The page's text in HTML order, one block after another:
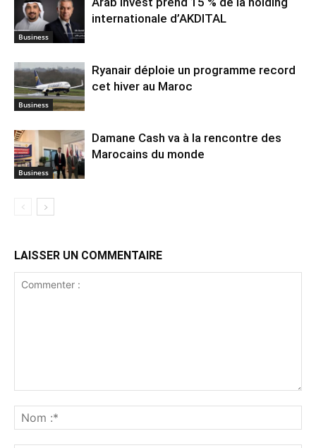
Business
internationale d’AKDITAL
Business
Ryanair déploie un programme record
cet hiver au Maroc
Business
Damane Cash va à la rencontre des
Marocains du monde
LAISSER UN COMMENTAIRE